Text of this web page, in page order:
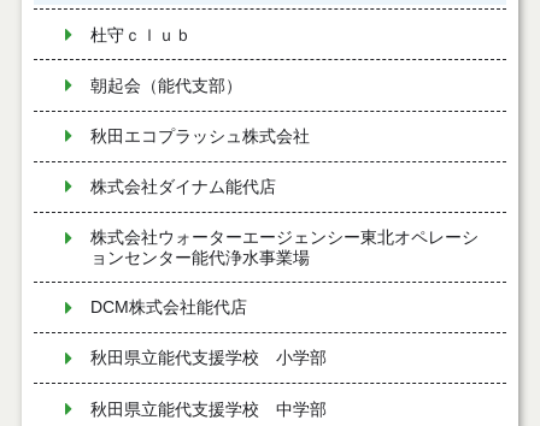
杜守ｃｌｕｂ
朝起会（能代支部）
秋田エコプラッシュ株式会社
株式会社ダイナム能代店
株式会社ウォーターエージェンシー東北オペレーシ
ョンセンター能代浄水事業場
DCM株式会社能代店
秋田県立能代支援学校 小学部
秋田県立能代支援学校 中学部